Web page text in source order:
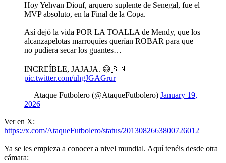
Hoy Yehvan Diouf, arquero suplente de Senegal, fue el
MVP absoluto, en la Final de la Copa.
Así dejó la vida POR LA TOALLA de Mendy, que los
alcanzapelotas marroquíes querían ROBAR para que
no pudiera secar los guantes…
INCREÍBLE, JAJAJA. 😅🇸🇳
pic.twitter.com/uhgJGAGrur
— Ataque Futbolero (@AtaqueFutbolero) January 19,
2026
Ver en X:
https://x.com/AtaqueFutbolero/status/2013082663800726012
Ya se les empieza a conocer a nivel mundial. Aquí tenéis desde otra
cámara: